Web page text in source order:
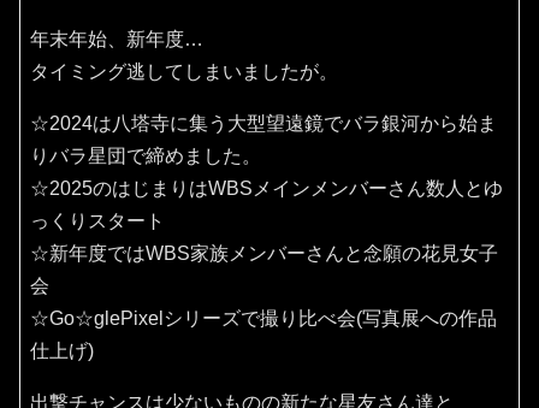
年末年始、新年度…
タイミング逃してしまいましたが。
☆2024は八塔寺に集う大型望遠鏡でバラ銀河から始ま
りバラ星団で締めました。
☆2025のはじまりはWBSメインメンバーさん数人とゆ
っくりスタート
☆新年度ではWBS家族メンバーさんと念願の花見女子
会
☆Go☆glePixelシリーズで撮り比べ会(写真展への作品
仕上げ)
出撃チャンスは少ないものの新たな星友さん達と